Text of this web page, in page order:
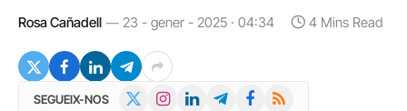
Rosa Cañadell 23 - gener - 2025 · 04:34 4 Mins Read
SEGUEIX-NOS InstagramLinkedInTelegramFacebook
RSS